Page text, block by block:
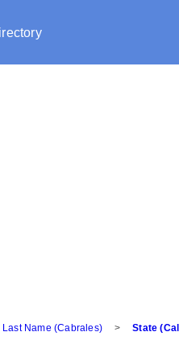
Last Name (Cabrales) > State